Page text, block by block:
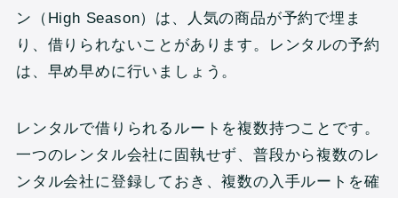
ン（High Season）は、人気の商品が予約で埋ま
り、借りられないことがあります。レンタルの予約
は、早め早めに行いましょう。
レンタルで借りられるルートを複数持つことです。
一つのレンタル会社に固執せず、普段から複数のレ
ンタル会社に登録しておき、複数の入手ルートを確